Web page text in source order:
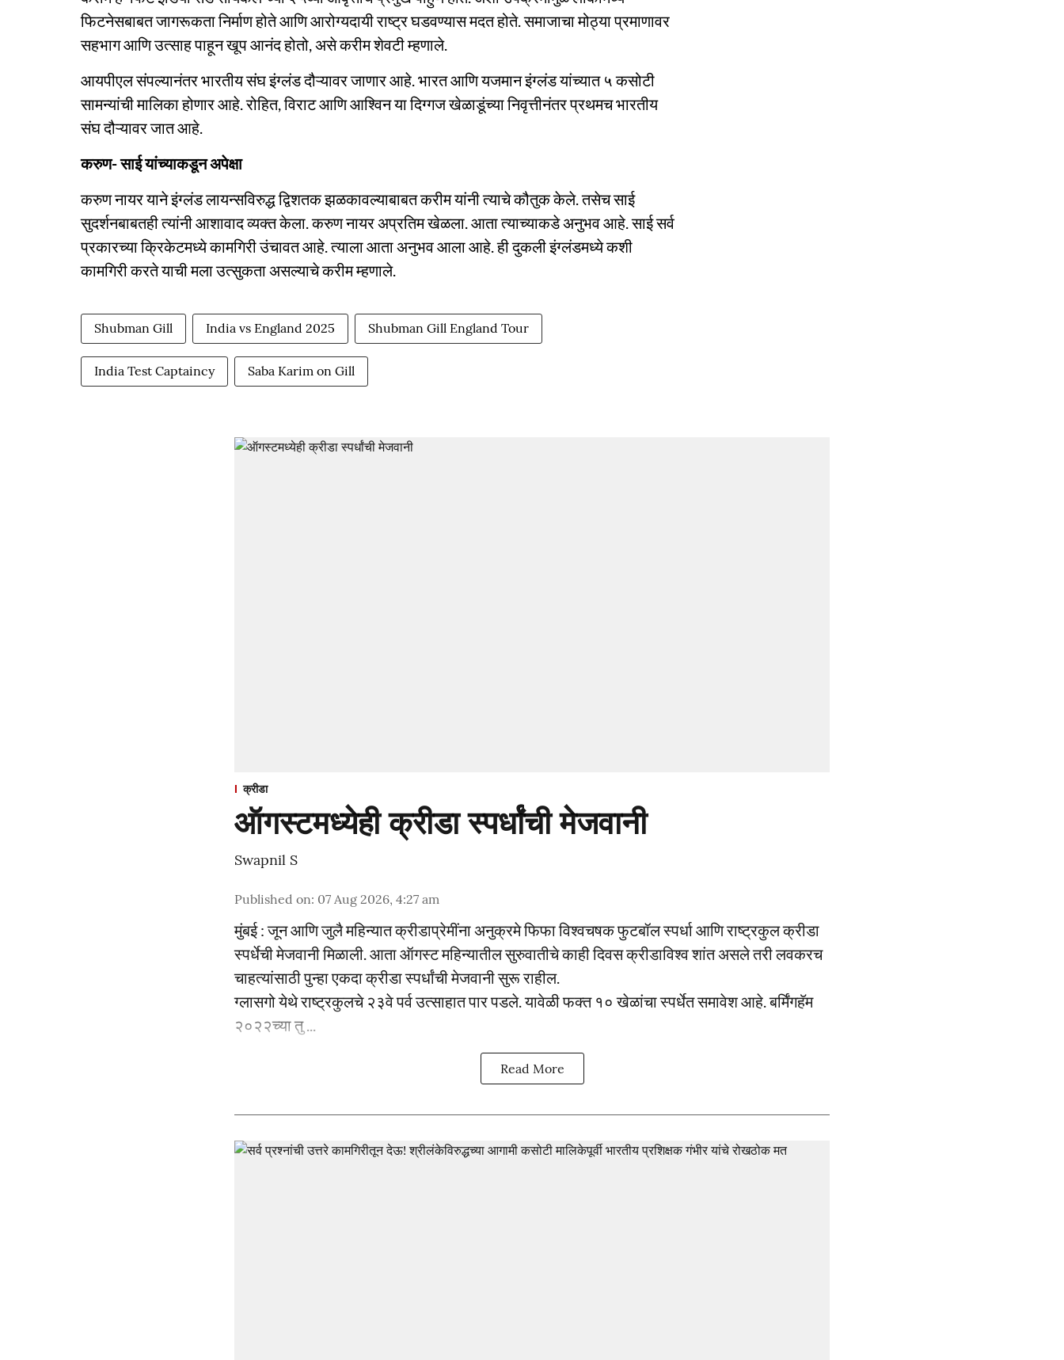
फिटनेसबाबत जागरूकता निर्माण होते आणि आरोग्यदायी राष्ट्र घडवण्यास मदत होते. समाजाचा मोठ्या प्रमाणावर
सहभाग आणि उत्साह पाहून खूप आनंद होतो, असे करीम शेवटी म्हणाले.
आयपीएल संपल्यानंतर भारतीय संघ इंग्लंड दौऱ्यावर जाणार आहे. भारत आणि यजमान इंग्लंड यांच्यात ५ कसोटी
सामन्यांची मालिका होणार आहे. रोहित, विराट आणि आश्विन या दिग्गज खेळाडूंच्या निवृत्तीनंतर प्रथमच भारतीय
संघ दौऱ्यावर जात आहे.
करुण- साई यांच्याकडून अपेक्षा
करुण नायर याने इंग्लंड लायन्सविरुद्ध द्विशतक झळकावल्याबाबत करीम यांनी त्याचे कौतुक केले. तसेच साई
सुदर्शनबाबतही त्यांनी आशावाद व्यक्त केला. करुण नायर अप्रतिम खेळला. आता त्याच्याकडे अनुभव आहे. साई सर्व
प्रकारच्या क्रिकेटमध्ये कामगिरी उंचावत आहे. त्याला आता अनुभव आला आहे. ही दुकली इंग्लंडमध्ये कशी
कामगिरी करते याची मला उत्सुकता असल्याचे करीम म्हणाले.
Shubman Gill India vs England 2025 Shubman Gill England Tour
India Test Captaincy Saba Karim on Gill
क्रीडा
ऑगस्टमध्येही क्रीडा स्पर्धांची मेजवानी
Swapnil S
Published on: 07 Aug 2026, 4:27 am
मुंबई : जून आणि जुलै महिन्यात क्रीडाप्रेमींना अनुक्रमे फिफा विश्वचषक फुटबॉल स्पर्धा आणि राष्ट्रकुल क्रीडा
स्पर्धेची मेजवानी मिळाली. आता ऑगस्ट महिन्यातील सुरुवातीचे काही दिवस क्रीडाविश्व शांत असले तरी लवकरच
चाहत्यांसाठी पुन्हा एकदा क्रीडा स्पर्धांची मेजवानी सुरू राहील.
ग्लासगो येथे राष्ट्रकुलचे २३वे पर्व उत्साहात पार पडले. यावेळी फक्त १० खेळांचा स्पर्धेत समावेश आहे. बर्मिंगहॅम
२०२२च्या तु ...
Read More